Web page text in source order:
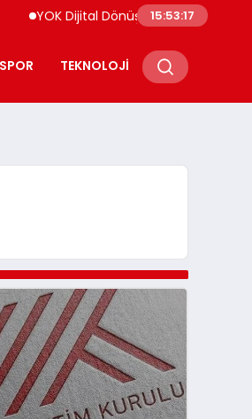
YOK Dijital Dönüşüm İçin Bilişim
15:53:18
SPOR TEKNOLOJI